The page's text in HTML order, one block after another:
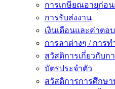
การเกษียณอายุก่อ
การรับส่งงาน
เงินเดือนและค่าตอ
การลาต่างๆ / การท
สวัสดิการเกี่ยวกับก
บัตรประจำตัว
สวัสดิการการศึกษา